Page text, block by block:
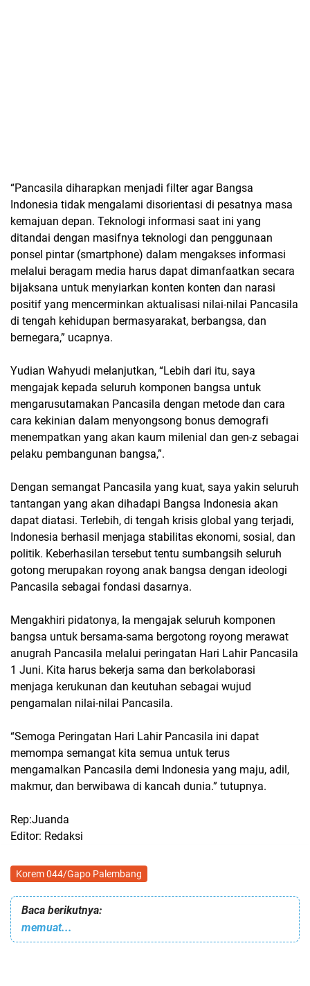
“Pancasila diharapkan menjadi filter agar Bangsa
Indonesia tidak mengalami disorientasi di pesatnya masa
kemajuan depan. Teknologi informasi saat ini yang
ditandai dengan masifnya teknologi dan penggunaan
ponsel pintar (smartphone) dalam mengakses informasi
melalui beragam media harus dapat dimanfaatkan secara
bijaksana untuk menyiarkan konten konten dan narasi
positif yang mencerminkan aktualisasi nilai-nilai Pancasila
di tengah kehidupan bermasyarakat, berbangsa, dan
bernegara,” ucapnya.
Yudian Wahyudi melanjutkan, “Lebih dari itu, saya
mengajak kepada seluruh komponen bangsa untuk
mengarusutamakan Pancasila dengan metode dan cara
cara kekinian dalam menyongsong bonus demografi
menempatkan yang akan kaum milenial dan gen-z sebagai
pelaku pembangunan bangsa,”.
Dengan semangat Pancasila yang kuat, saya yakin seluruh
tantangan yang akan dihadapi Bangsa Indonesia akan
dapat diatasi. Terlebih, di tengah krisis global yang terjadi,
Indonesia berhasil menjaga stabilitas ekonomi, sosial, dan
politik. Keberhasilan tersebut tentu sumbangsih seluruh
gotong merupakan royong anak bangsa dengan ideologi
Pancasila sebagai fondasi dasarnya.
Mengakhiri pidatonya, Ia mengajak seluruh komponen
bangsa untuk bersama-sama bergotong royong merawat
anugrah Pancasila melalui peringatan Hari Lahir Pancasila
1 Juni. Kita harus bekerja sama dan berkolaborasi
menjaga kerukunan dan keutuhan sebagai wujud
pengamalan nilai-nilai Pancasila.
“Semoga Peringatan Hari Lahir Pancasila ini dapat
memompa semangat kita semua untuk terus
mengamalkan Pancasila demi Indonesia yang maju, adil,
makmur, dan berwibawa di kancah dunia.” tutupnya.
Rep:Juanda
Editor: Redaksi
Korem 044/Gapo Palembang
Baca berikutnya:
memuat...